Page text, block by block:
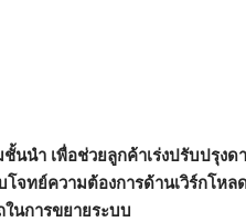
นำ เพื่อช่วยลูกค้าเร่งปรับปรุงด
จทย์ความต้องการด้านเวิร์กโห
นการขยายระบบ